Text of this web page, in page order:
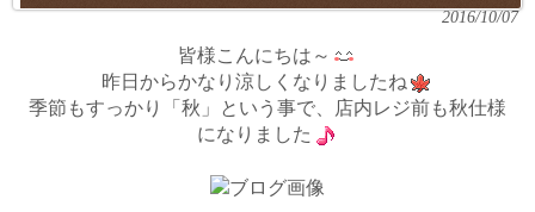
2016/10/07
皆様こんにちは～
昨日からかなり涼しくなりましたね
季節もすっかり「秋」という事で、店内レジ前も秋仕様
になりました